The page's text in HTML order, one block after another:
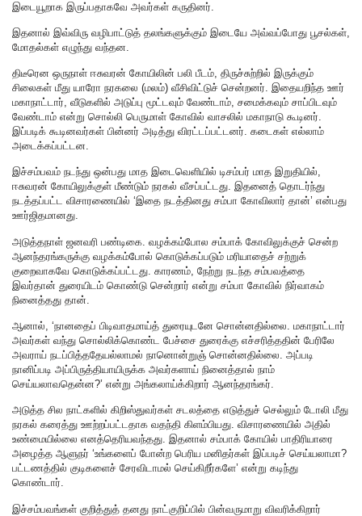
இடையூறாக இருப்பதாகவே அவர்கள் கருதினர்.
இதனால் இவ்விரு வழிபாட்டுத் தலங்களுக்கும் இடையே அவ்வப்போது பூசல்கள்,
மோதல்கள் எழுந்து வந்தன.
திடீரென ஒருநாள் ஈசுவரன் கோயிலின் பலி பீடம், திருச்சுற்றில் இருக்கும்
சிலைகள் மீது யாரோ நரகலை (மலம்) வீசிவிட்டுச் சென்றனர். இதையறிந்த ஊர்
மகாநாட்டார், வீடுகளில் அடுப்பு மூட்டவும் வேண்டாம், சமைக்கவும் சாப்பிடவும்
வேண்டாம் என்று சொல்லி பெருமாள் கோவில் வாசலில் மகாநாடு கூடினர்.
இப்படிக் கூடினவர்கள் பின்னர் அடித்து விரட்டப்பட்டனர். கடைகள் எல்லாம்
அடைக்கப்பட்டன.
இச்சம்பவம் நடந்து ஒன்பது மாத இடைவெளியில் டிசம்பர் மாத இறுதியில்,
ஈசுவரன் கோயிலுக்குள் மீண்டும் நரகல் வீசப்பட்டது. இதனைத் தொடர்ந்து
நடத்தப்பட்ட விசாரணையில் ‘இதை நடத்தினது சம்பா கோவிலார் தான்’ என்பது
ஊர்ஜிதமானது.
அடுத்தநாள் ஜனவரி பண்டிகை. வழக்கம்போல சம்பாக் கோவிலுக்குச் சென்ற
ஆனந்தரங்கருக்கு வழக்கம்போல் கொடுக்கப்படும் மரியாதைச் சற்றுக்
குறைவாகவே கொடுக்கப்பட்டது. காரணம், நேற்று நடந்த சம்பவத்தை
இவர்தான் துரையிடம் கொண்டு சென்றார் என்று சம்பா கோவில் நிர்வாகம்
நினைத்தது தான்.
ஆனால், ‘நானதைப் பிடிவாதமாய்த் துரையுடனே சொன்னதில்லை. மகாநாட்டார்
அவர்கள் வந்து சொல்லிக்கொண்ட பேச்சை துரைக்கு எச்சரித்ததின் பேரிலே
அவராய் நடப்பித்ததேயல்லாமல் நானொன்றுஞ் சொன்னதில்லை. அப்படி
நானிப்படி அப்பிருத்தியாயிருக்க அவர்களாய் நினைத்தால் நாம்
செய்யலாவதென்ன?’ என்று அங்கலாய்க்கிறார் ஆனந்தரங்கர்.
அடுத்த சில நாட்களில் கிறிஸ்துவர்கள் சடலத்தை எடுத்துச் செல்லும் டோலி மீது
நரகல் கரைத்து ஊற்றப்பட்டதாக வதந்தி கிளம்பியது. விசாரணையில் அதில்
உண்மையில்லை எனத்தெரியவந்தது. இதனால் சம்பாக் கோயில் பாதிரியாரை
அழைத்த ஆளுநர் ‘உங்களைப் போன்ற பெரிய மனிதர்கள் இப்படிச் செய்யலாமா?
பட்டணத்தில் குடிகளைச் சேரவிடாமல் செய்கிறீர்களே’ என்று கடிந்து
கொண்டார்.
இச்சம்பவங்கள் குறித்துத் தனது நாட்குறிப்பில் பின்வருமாறு விவரிக்கிறார்